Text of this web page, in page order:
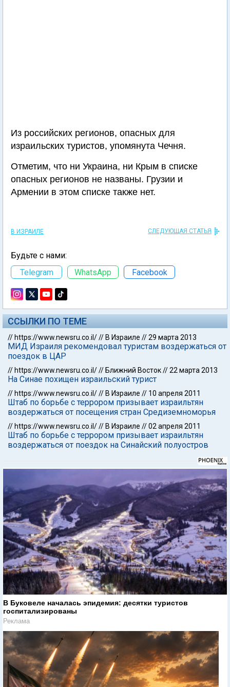
Из российских регионов, опасных для
израильских туристов, упомянута Чечня.
Отметим, что ни Украина, ни Крым в списке
опасных регионов не названы. Грузии и
Армении в этом списке также нет.
В ИЗРАИЛЕ СЛЕДУЮЩАЯ СТАТЬЯ
Будьте с нами:
Telegram
WhatsApp Facebook
ССЫЛКИ ПО ТЕМЕ
// https://www.newsru.co.il/// В Израиле //29 марта 2013
МИД Израиля рекомендовал туристам воздержаться от
поездок в ЦАР
// https://www.newsru.co.il/// Ближний Восток//22 марта 2013
На Синае похищен израильский турист
// https://www.newsru.co.il/// В Израиле // 10 апреля 2011
Штаб по борьбе с террором призывает израильтян
воздержаться от посещения стран Средиземноморья
// https://www.newsru.co.il/// В Израиле //02 апреля 2011
Штаб по борьбе с террором призывает израильтян
воздержаться от поездок на Синайский полуостров
В Буковеле началась эпидемия: десятки туристов
госпитализированы
Реклама